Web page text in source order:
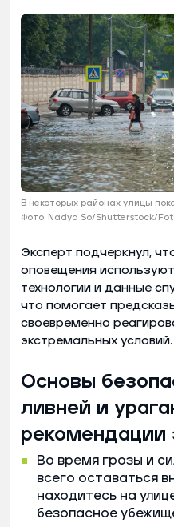
В некоторых районах улицы
Фото: Nadya So/Shutterstock/
Эксперт подчеркнул,
оповещения
технологии и данные
что помогает
своевременно
экстремальных условий.
Основы
ливней и
рекомендации
Во время грозы и
всего оставаться
находитесь на
безопасное